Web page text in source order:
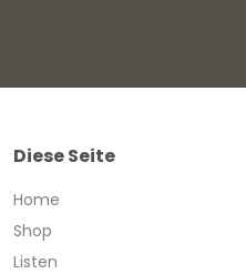
Diese Seite
Home
Shop
Listen